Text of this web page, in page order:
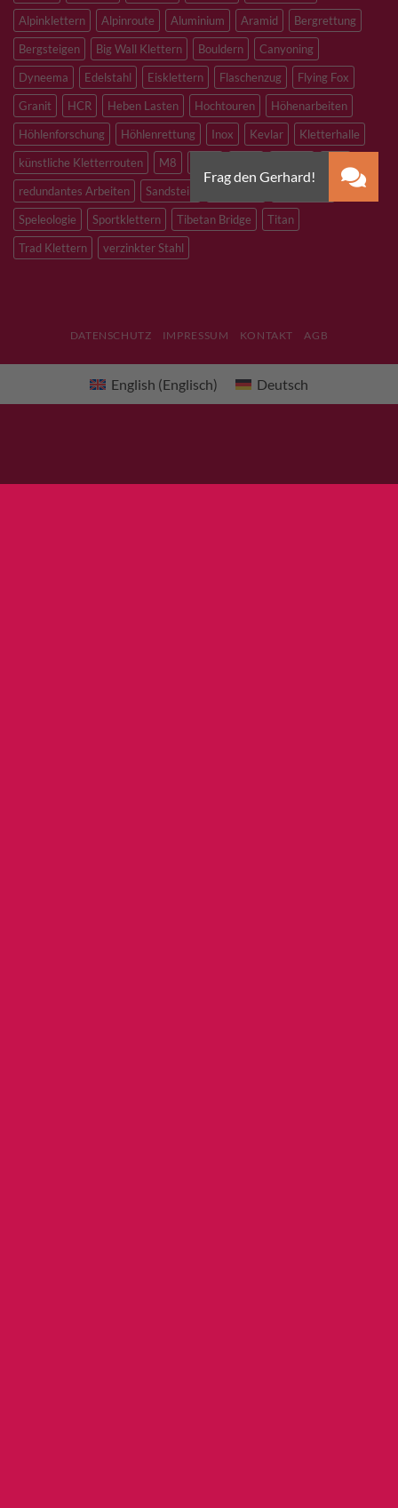
Alpinklettern Alpinroute Aluminium Aramid
Bergrettung
Bergsteigen
Big Wall Klettern Bouldern
Canyoning
Dyneema
Edelstahl Eisklettern Flaschenzug
Flying Fox
Granit
HCR Heben Lasten Hochtouren
Höhenarbeiten
Höhlenforschung
Höhlenrettung Inox Kevlar
Kletterhalle
künstliche Kletterrouten
M8
redundantes Arbeiten
Sandstein
Speleologie
Sportklettern Tibetan Bridge
Titan
Trad Klettern
verzinkter Stahl
DATENSCHUTZ IMPRESSUM KONTAKT AGB
English (Englisch) Deutsch